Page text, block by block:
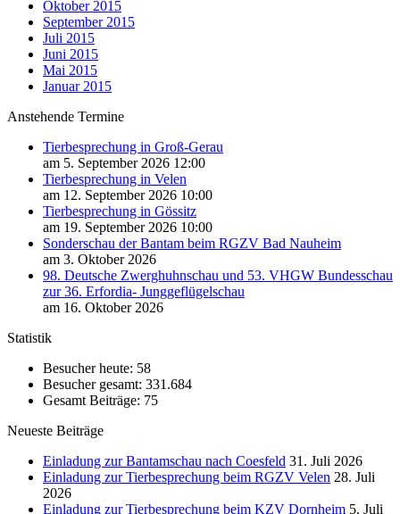
Oktober 2015
September 2015
Juli 2015
Juni 2015
Mai 2015
Januar 2015
Anstehende Termine
Tierbesprechung in Groß-Gerau
am 5. September 2026 12:00
Tierbesprechung in Velen
am 12. September 2026 10:00
Tierbesprechung in Gössitz
am 19. September 2026 10:00
Sonderschau der Bantam beim RGZV Bad Nauheim
am 3. Oktober 2026
98. Deutsche Zwerghuhnschau und 53. VHGW Bundesschau
zur 36. Erfordia- Junggeflügelschau
am 16. Oktober 2026
Statistik
Besucher heute: 58
Besucher gesamt: 331.684
Gesamt Beiträge: 75
Neueste Beiträge
Einladung zur Bantamschau nach Coesfeld 31. Juli 2026
Einladung zur Tierbesprechung beim RGZV Velen 28. Juli
2026
Einladung zur Tierbesprechung beim KZV Dornheim 5. Juli